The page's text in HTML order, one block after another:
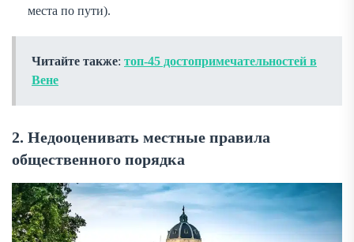
места по пути).
Читайте также: топ-45 достопримечательностей в
Вене
2. Недооценивать местные правила
общественного порядка